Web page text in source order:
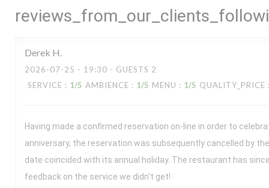
Derek H
2026-07-25 - 19:30 - GUESTS 2
SERVICE : 1/5 AMBIENCE : 1/5 MENU : 1/5 QUALITY_PRICE
Having made a confirmed reservation on-line in order to
anniversary, the reservation was subsequently cancelled by
date coincided with its annual holiday. The restaurant has
feedback on the service we didn't get!